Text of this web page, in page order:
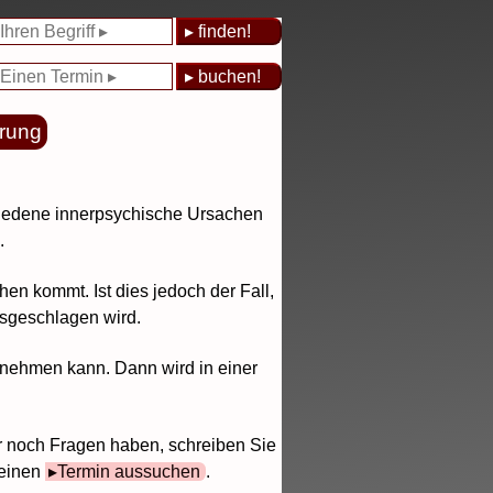
innerpsychische Ursachen
kommt. Ist dies jedoch der Fall,
wird.
kann. Dann wird in einer
noch Fragen haben, schreiben Sie
Termin aussuchen .